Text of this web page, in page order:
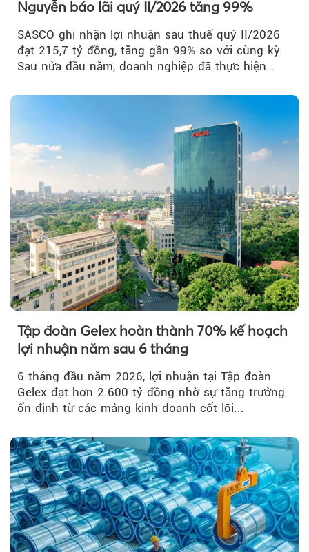
Nguyễn báo lãi quý II/2026 tăng 99%
SASCO ghi nhận lợi nhuận sau thuế quý II/2026
đạt 215,7 tỷ đồng, tăng gần 99% so với cùng kỳ.
Sau nửa đầu năm, doanh nghiệp đã thực hiện
Tập đoàn Gelex hoàn thành 70% kế hoạch
lợi nhuận năm sau 6 tháng
6 tháng đầu năm 2026, lợi nhuận tại Tập đoàn
Gelex đạt hơn 2.600 tỷ đồng nhờ sự tăng trưởng
ổn định từ các mảng kinh doanh cốt lõi...